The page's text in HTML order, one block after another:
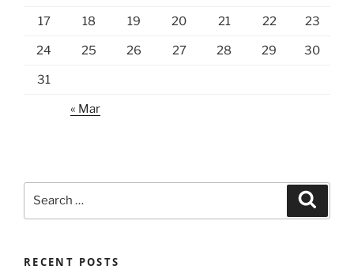
17 18 19 20 21 22 23
24 25 26 27 28 29 30
31
« Mar
RECENT POSTS